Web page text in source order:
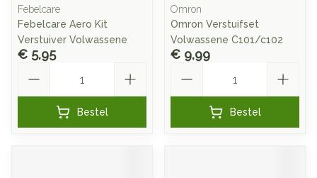
Febelcare
Febelcare Aero Kit
Verstuiver Volwassene
€ 5,95
Bestel
Omron
Omron Verstuifset
Volwassene C101/c102
€ 9,99
Bestel